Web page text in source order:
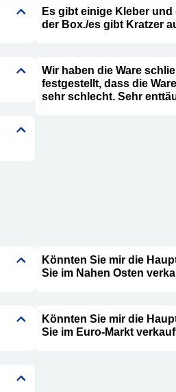
Es gibt einige Kleber
der Box./es gibt Kratzer
Wir haben die Ware
festgestellt, dass die
sehr schlecht. Sehr
Könnten Sie mir die
Sie im Nahen Osten
Könnten Sie mir die
Sie im Euro-Markt